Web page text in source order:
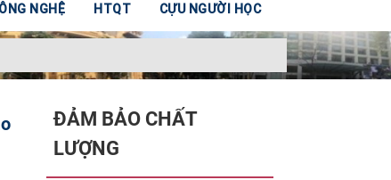
NGHỆ HTQT CỰU NGƯỜI HỌC
ĐẢM BẢO CHẤT
LƯỢNG